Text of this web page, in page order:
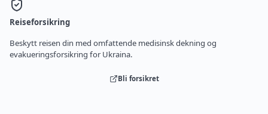
Reiseforsikring
Beskytt reisen din med omfattende medisinsk dekning og
evakueringsforsikring for Ukraina.
Bli forsikret